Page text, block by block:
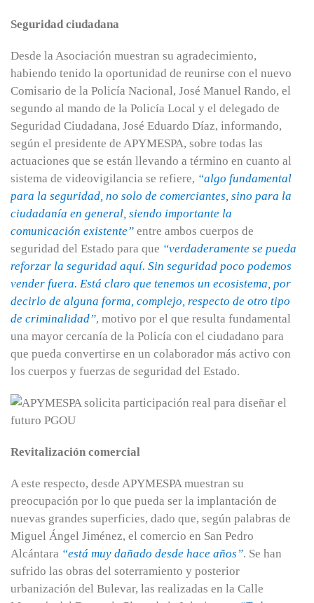
Seguridad ciudadana
Desde la Asociación muestran su agradecimiento,
habiendo tenido la oportunidad de reunirse con el nuevo
Comisario de la Policía Nacional, José Manuel Rando, el
segundo al mando de la Policía Local y el delegado de
Seguridad Ciudadana, José Eduardo Díaz, informando,
según el presidente de APYMESPA, sobre todas las
actuaciones que se están llevando a término en cuanto al
sistema de videovigilancia se refiere, “algo fundamental
para la seguridad, no solo de comerciantes, sino para la
ciudadanía en general, siendo importante la
comunicación existente” entre ambos cuerpos de
seguridad del Estado para que “verdaderamente se pueda
reforzar la seguridad aquí. Sin seguridad poco podemos
vender fuera. Está claro que tenemos un ecosistema, por
decirlo de alguna forma, complejo, respecto de otro tipo
de criminalidad”, motivo por el que resulta fundamental
una mayor cercanía de la Policía con el ciudadano para
que pueda convertirse en un colaborador más activo con
los cuerpos y fuerzas de seguridad del Estado.
Revitalización comercial
A este respecto, desde APYMESPA muestran su
preocupación por lo que pueda ser la implantación de
nuevas grandes superficies, dado que, según palabras de
Miguel Ángel Jiménez, el comercio en San Pedro
Alcántara “está muy dañado desde hace años”. Se han
sufrido las obras del soterramiento y posterior
urbanización del Bulevar, las realizadas en la Calle